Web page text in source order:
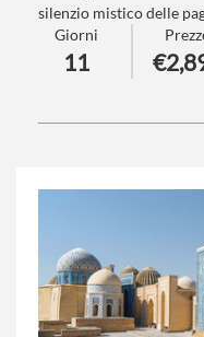
silenzio mistico delle
Delta del Mekong,
imperiale e vita
Un itinerario che
antichi quartieri, gli
:
: Pensione
Supplemento
clicca qui per le tariffe
Giorni
11